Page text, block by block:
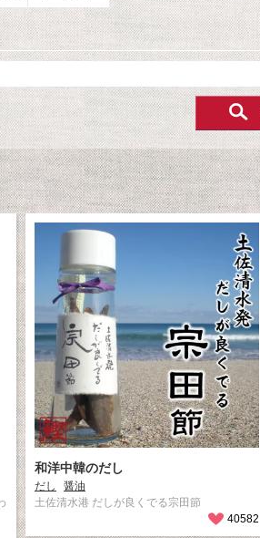
和洋中韓のだし
だし
醤油
土佐清水港 だしが良くでる宗田節
40582